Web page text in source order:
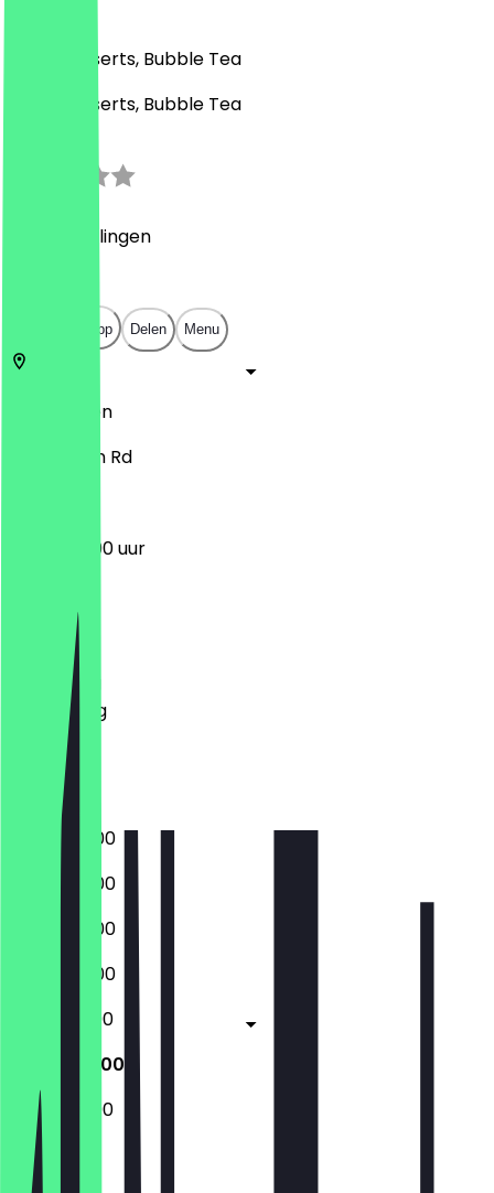
Café, Desserts, Bubble Tea
Café, Desserts, Bubble Tea
Beoordelingen
Open in app Delen Menu
Londen
633 Roman Rd
12:00 - 23:00 uur
Maandag
Dinsdag
Woensdag
Donderdag
Vrijdag
Zaterdag
Zondag
14:00 - 23:00
14:00 - 23:00
14:00 - 23:00
14:00 - 23:00
12:00 - 23:00
12:00 - 23:00
12:00 - 23:00